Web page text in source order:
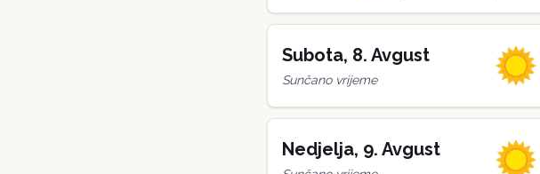
Subota, 8. Avgust
Sunčano vrijeme
Nedjelja, 9. Avgust